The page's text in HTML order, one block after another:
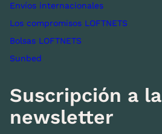
Envíos internacionales
Los compromisos LOFTNETS
Bolsas LOFTNETS
Sunbed
Suscripción a la
newsletter